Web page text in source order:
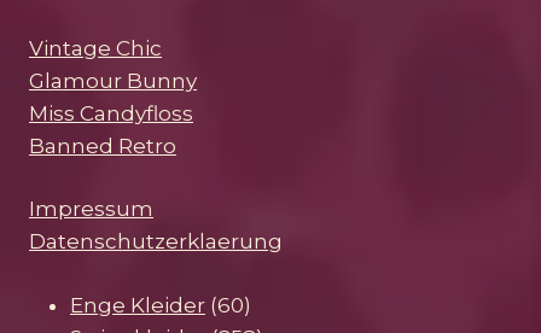
Vintage Chic
Glamour Bunny
Miss Candyfloss
Banned Retro
Impressum
Datenschutzerklaerung
Enge Kleider 6060